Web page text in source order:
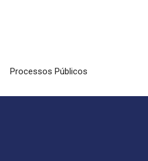
Processos Públicos